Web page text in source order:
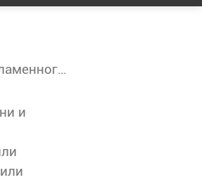
Обсуждение баланса между добавленным количеством пламенного заглушения и производительности занавесных тканей
и